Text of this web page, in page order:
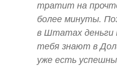
тратит на
более минуты.
в Штатах деньги
тебя знают в
уже есть